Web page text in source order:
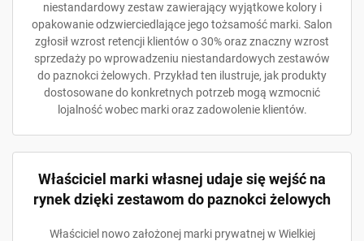
niestandardowy zestaw zawierający wyjątkowe kolory i
opakowanie odzwierciedlające jego tożsamość marki. Salon
zgłosił wzrost retencji klientów o 30% oraz znaczny wzrost
sprzedaży po wprowadzeniu niestandardowych zestawów
do paznokci żelowych. Przykład ten ilustruje, jak produkty
dostosowane do konkretnych potrzeb mogą wzmocnić
lojalność wobec marki oraz zadowolenie klientów.
Właściciel marki własnej udaje się wejść na
rynek dzięki zestawom do paznokci żelowych
Właściciel nowo założonej marki prywatnej w Wielkiej